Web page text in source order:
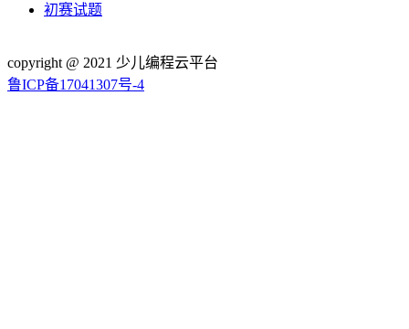
初赛试题
copyright @ 2021 少儿编程云平台
鲁ICP备17041307号-4